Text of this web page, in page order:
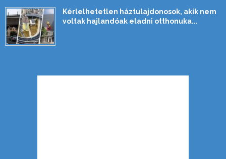
Kérlelhetetlen háztulajdonosok, akik nem
voltak hajlandóak eladni otthonuka...